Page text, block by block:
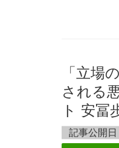
「立場
される
ト 安冨
記事公開日